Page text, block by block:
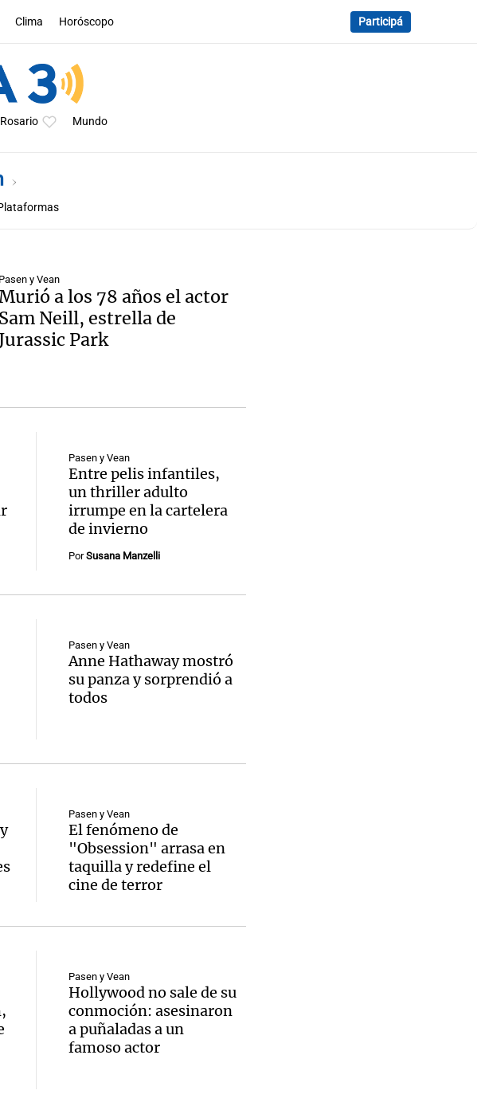
Clima Horóscopo Participá
Rosario Mundo
Pasen y Vean
a los 78 años el actor
Sam Neill, estrella de
Jurassic Park
Pasen y Vean
Entre pelis infantiles,
un thriller adulto
irrumpe en la cartelera
de invierno
PorSusana Manzelli
Pasen y Vean
Anne Hathaway mostró
su panza y sorprendió a
todos
Pasen y Vean
El fenómeno de
"Obsession" arrasa en
taquilla y redefine el
cine de terror
Pasen y Vean
Hollywood no sale de su
conmoción: asesinaron
a puñaladas a un
famoso actor
Notas
Cadena 3 en Groenlandia